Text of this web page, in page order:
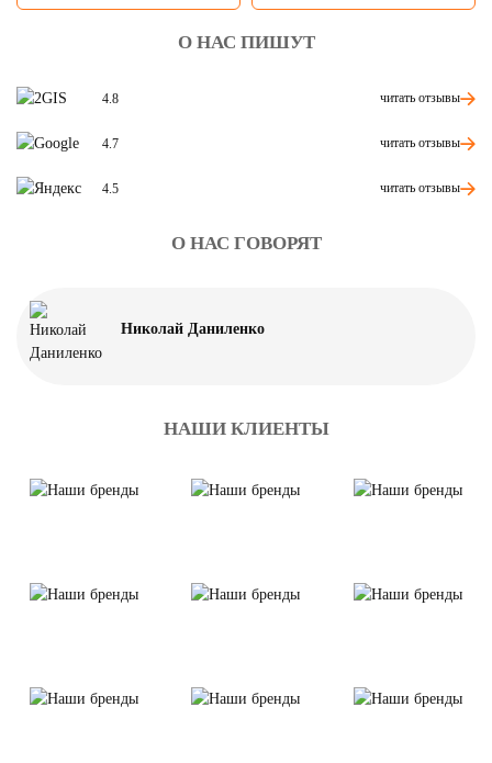
О НАС ПИШУТ
4.8 читать отзывы
4.7 читать отзывы
4.5 читать отзывы
О НАС ГОВОРЯТ
Николай Даниленко
НАШИ КЛИЕНТЫ